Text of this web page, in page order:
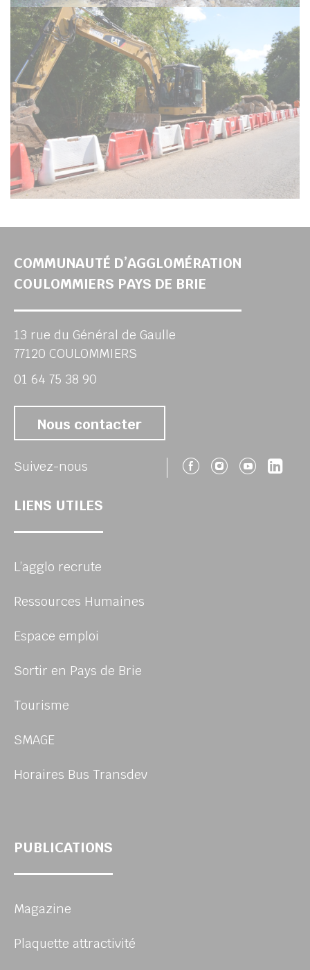
COMMUNAUTÉ D’AGGLOMÉRATION
COULOMMIERS PAYS DE BRIE
13 rue du Général de Gaulle
77120 COULOMMIERS
01 64 75 38 90
Nous contacter
Suivez-nous Suivez-nous
Suivez-
LIENS UTILES
L’agglo recrute
Ressources Humaines
Espace emploi
Sortir en Pays de Brie
Tourisme
SMAGE
Horaires Bus Transdev
PUBLICATIONS
Magazine
Plaquette attractivité